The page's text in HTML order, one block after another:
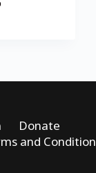
Donate
and Condition